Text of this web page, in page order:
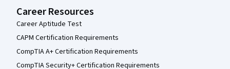
Career Resources
Career Aptitude Test
CAPM Certification Requirements
CompTIA A+ Certification Requirements
CompTIA Security+ Certification Requirements